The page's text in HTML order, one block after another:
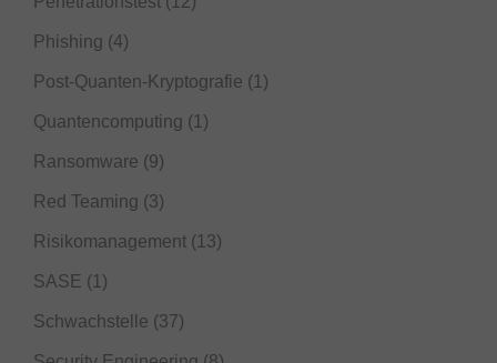
Phishing (4)
Post-Quanten-Kryptografie (1)
Quantencomputing (1)
Ransomware (9)
Red Teaming (3)
Risikomanagement (13)
SASE (1)
Schwachstelle (37)